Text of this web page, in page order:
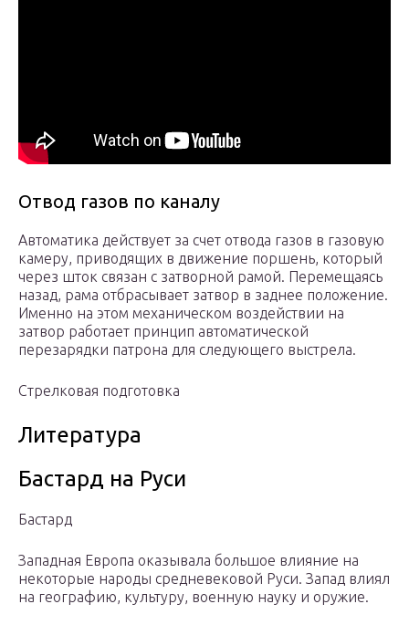
Отвод газов по каналу
Автоматика действует за счет отвода газов в газовую
камеру, приводящих в движение поршень, который
через шток связан с затворной рамой. Перемещаясь
назад, рама отбрасывает затвор в заднее положение.
Именно на этом механическом воздействии на
затвор работает принцип автоматической
перезарядки патрона для следующего выстрела.
Стрелковая подготовка
Литература
Бастард на Руси
Бастард
Западная Европа оказывала большое влияние на
некоторые народы средневековой Руси. Запад влиял
на географию, культуру, военную науку и оружие.